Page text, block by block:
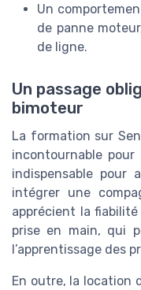
Un
de panne
de ligne.
Un passage
bimoteur
La formation sur
incontournable
indispensable pour
intégrer une
apprécient la
prise en main, qui
l’apprentissage des
En outre, la location